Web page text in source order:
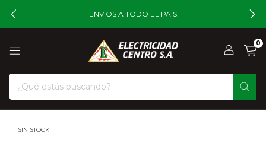
¡ENVÍOS A TODO EL PAÍS!
0
SIN STOCK